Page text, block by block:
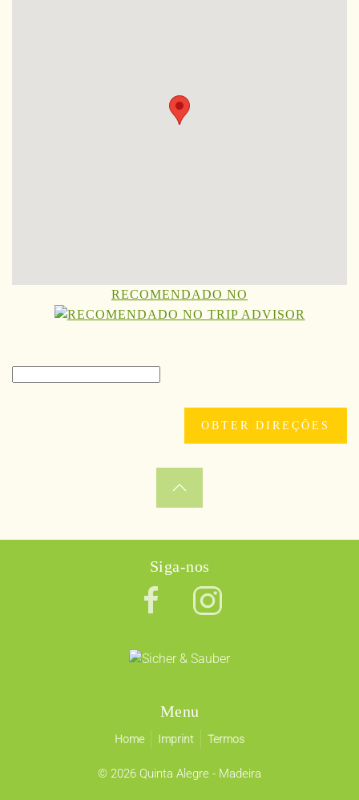
RECOMENDADO NO
Siga-nos
Menu
Home Imprint Termos
© 2026 Quinta Alegre - Madeira